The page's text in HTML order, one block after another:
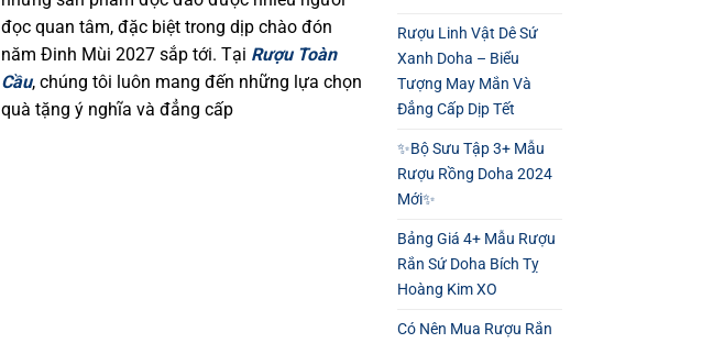
đọc quan tâm, đặc biệt trong dịp chào đón
năm Đinh Mùi 2027 sắp tới. Tại Rượu Toàn
Cầu, chúng tôi luôn mang đến những lựa chọn
quà tặng ý nghĩa và đẳng cấp
Rượu Linh Vật Dê Sứ
Xanh Doha – Biểu
Tượng May Mắn Và
Đẳng Cấp Dịp Tết
✨Bộ Sưu Tập 3+ Mẫu
Rượu Rồng Doha 2024
Mới✨
Bảng Giá 4+ Mẫu Rượu
Rắn Sứ Doha Bích Tỵ
Hoàng Kim XO
Có Nên Mua Rượu Rắn